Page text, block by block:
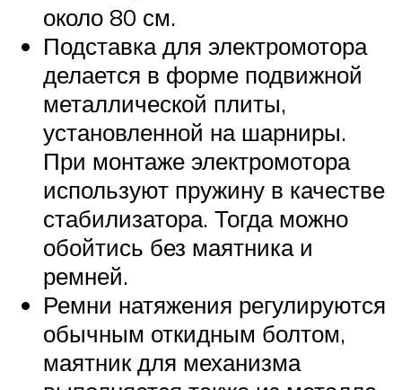
около 80 см.
Подставка для электромотора
делается в форме подвижной
металлической плиты,
установленной на шарниры.
При монтаже электромотора
используют пружину в качестве
стабилизатора. Тогда можно
обойтись без маятника и
ремней.
Ремни натяжения регулируются
обычным откидным болтом,
маятник для механизма